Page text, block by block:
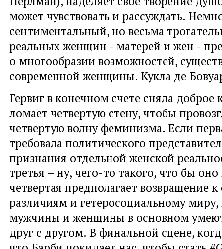
может чувствовать и рассуждать.
сентиментальный, но весьма
реальных женщин - матерей и жен -
о многообразии возможностей,
современной женщины. Кукла де
Гервиг в конечном счете сняла доброе
ломает четвертую стену, чтобы
четвертую волну феминизма. Если
требовала политического
признания отдельной женской
третья – ну, чего-то такого, что бы
четвертая предполагает возвращение
различиям и гетеросоциальному
мужчины и женщины в основном
друг с другом. В финальной сцене,